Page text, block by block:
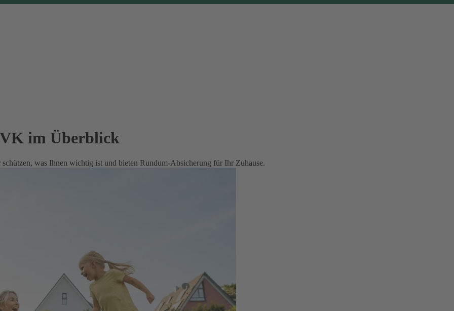
im Überblick
was Ihnen wichtig ist und bieten Rundum-Absicherung für Ihr Zuhause.